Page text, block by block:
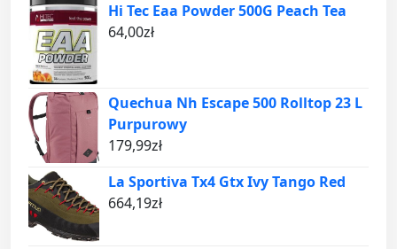
Hi Tec Eaa Powder 500G Peach Tea
64,00zł
Quechua Nh Escape 500 Rolltop 23 L
Purpurowy
179,99zł
La Sportiva Tx4 Gtx Ivy Tango Red
664,19zł